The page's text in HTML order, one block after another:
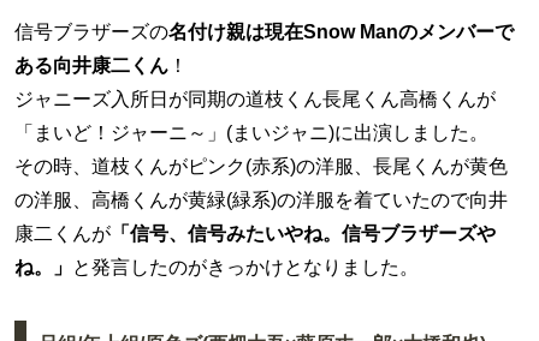
信号ブラザーズの名付け親は現在Snow Manのメンバーで
ある向井康二くん ！
ジャニーズ入所日が同期の道枝くん長尾くん高橋くんが
「まいど！ジャーニ～」(まいジャニ)に出演しました。
その時、道枝くんがピンク(赤系)の洋服、長尾くんが黄色
の洋服、高橋くんが黄緑(緑系)の洋服を着ていたので向井
康二くんが 「信号、信号みたいやね。信号ブラザーズや
ね。」 と発言したのがきっかけとなりました。